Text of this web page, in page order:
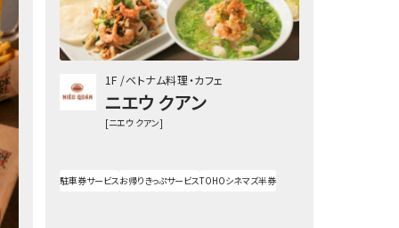
1F ベトナム料理・カフェ
ニエウ クアン
[ニエウ クアン]
駐車券サービス お帰りきっぷサービスTOHOシネマズ半券